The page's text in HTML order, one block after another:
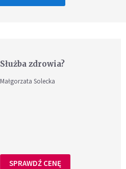
Służba zdrowia?
Małgorzata Solecka
SPRAWDŹ CENĘ